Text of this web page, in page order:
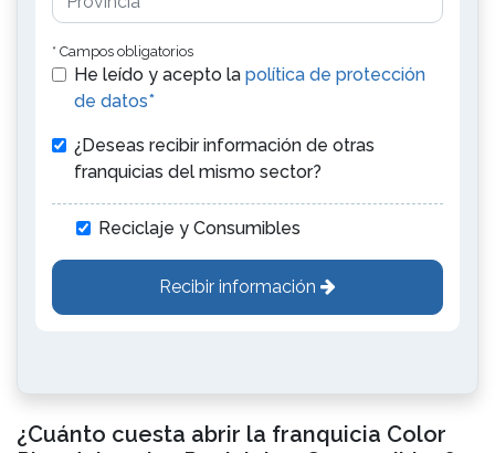
* Campos obligatorios
He leído y acepto la política de protección
de datos*
¿Deseas recibir información de otras
franquicias del mismo sector?
Reciclaje y Consumibles
Recibir información
¿Cuánto cuesta abrir la franquicia Color